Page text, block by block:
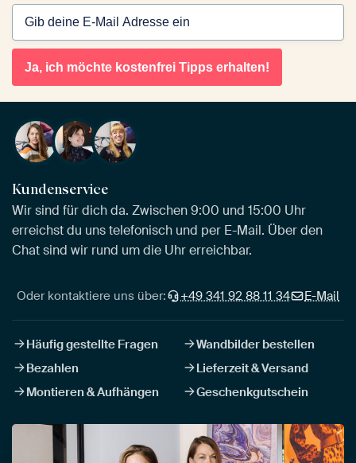
Ja, ich möchte kostenfrei Tipps erhalten!
Kundenservice
Wir sind für dich da. Zwischen 9:00 und 15:00 Uhr
erreichst du uns telefonisch und per E-Mail. Über den
Chat sind wir rund um die Uhr erreichbar.
Oder kontaktiere uns über: +49 341 92 88 11 34 E-Mail
Häufig gestellte Fragen
Wandbilder bestellen
Bezahlen
Lieferzeit & Versand
Montieren & Aufhängen
Geschenkgutschein